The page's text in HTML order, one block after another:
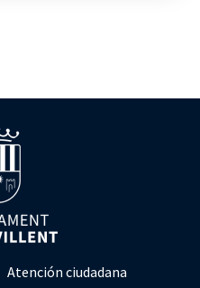
Atención ciudadana